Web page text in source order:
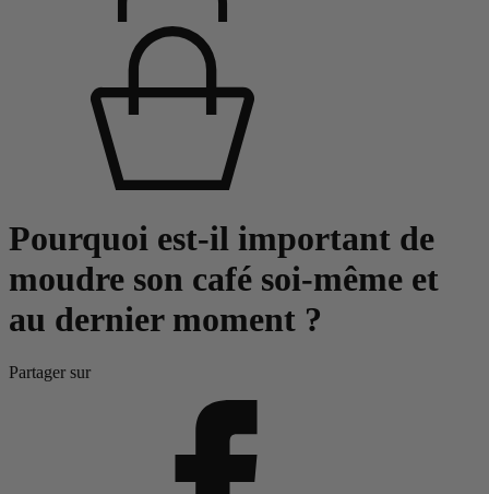
Pourquoi est-il important de
moudre son café soi-même et
au dernier moment ?
Partager sur